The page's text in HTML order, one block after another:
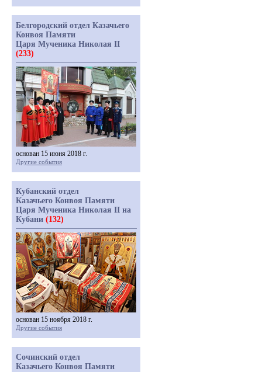
Белгородский отдел Казачьего
Конвоя Памяти
Царя Мученика Николая II
(233)
основан 15 июня 2018 г.
Другие события
Кубанский отдел
Казачьего Конвоя Памяти
Царя Мученика Николая II на
Кубани (132)
основан 15 ноября 2018 г.
Другие события
Сочинский отдел
Казачьего Конвоя Памяти